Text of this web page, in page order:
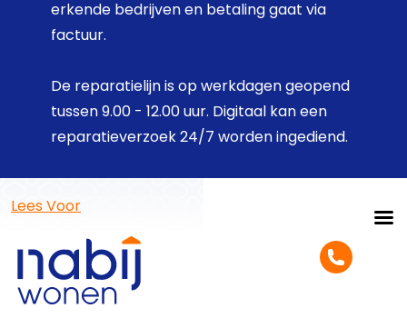
erkende bedrijven en betaling gaat via
factuur.
De reparatielijn is op werkdagen geopend
tussen 9.00 - 12.00 uur. Digitaal kan een
reparatieverzoek 24/7 worden ingediend.
Lees Voor